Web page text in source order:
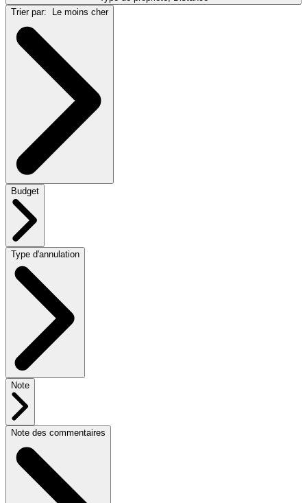
Trier par:
Le moins cher
Budget
Type d'annulation
Note
Note des commentaires